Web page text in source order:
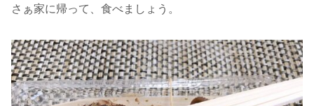
さぁ家に帰って、食べましょう。